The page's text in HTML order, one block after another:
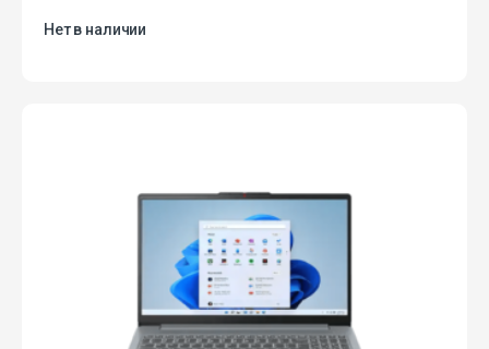
Нет в наличии